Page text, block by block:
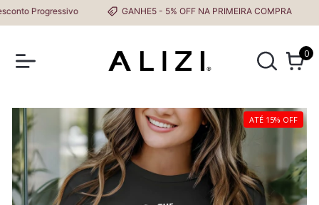
Progressivo GANHE5 - 5% OFF NA PRIMEIRA COMPRA
0
ATÉ 15% OFF